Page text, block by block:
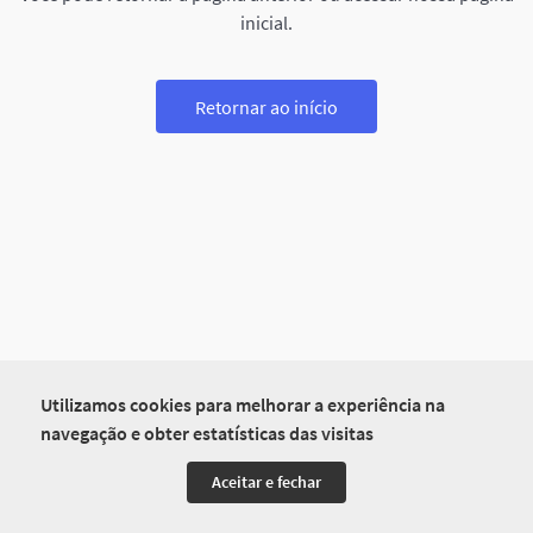
Utilizamos cookies para melhorar a experiência na
navegação e obter estatísticas das visitas
Aceitar e fechar
inicial.
Retornar ao início